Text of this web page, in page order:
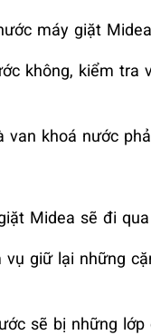
máy giặt Midea
không, kiểm
van khoá nước
Midea sẽ đi
giữ lại những
sẽ bị những